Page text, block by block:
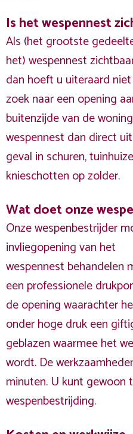
Is het wespennest
Als (het grootste
het) wespennest
dan hoeft u uiteraard
zoek naar een opening
buitenzijde van de
wespennest dan direct
geval in schuren,
knieschotten op zolder.
Wat doet onze
Onze wespenbestrijder
invliegopening van het
wespennest behandelen
een professionele
de opening waarachter
onder hoge druk een
geblazen waarmee het
wordt. De
minuten. U kunt gewoon
wespenbestrijding.